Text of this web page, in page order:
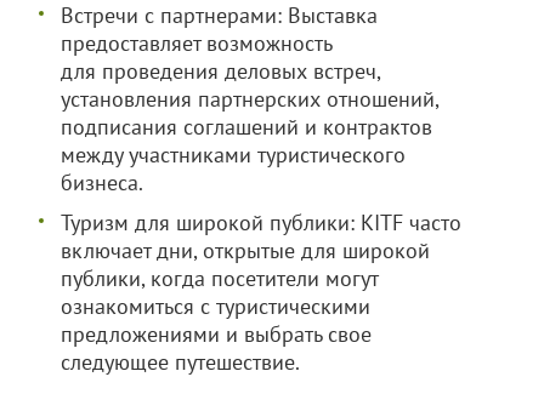
Встречи с партнерами: Выставка
предоставляет возможность
для проведения деловых встреч,
установления партнерских отношений,
подписания соглашений и контрактов
между участниками туристического
бизнеса.
Туризм для широкой публики: KITF часто
включает дни, открытые для широкой
публики, когда посетители могут
ознакомиться с туристическими
предложениями и выбрать свое
следующее путешествие.